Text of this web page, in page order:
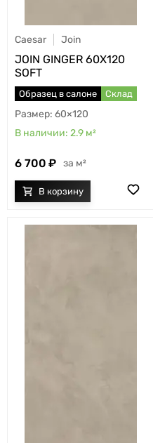
Caesar Join
JOIN GINGER 60X120
SOFT
Образец в салоне Склад
60×120
2.9 м²
6 700 м²